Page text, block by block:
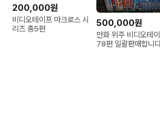
200,000원
비디오테이프 마크로스 시
리즈 총5편
500,000원
만화 위주 비디오테
78편 일괄판매합니